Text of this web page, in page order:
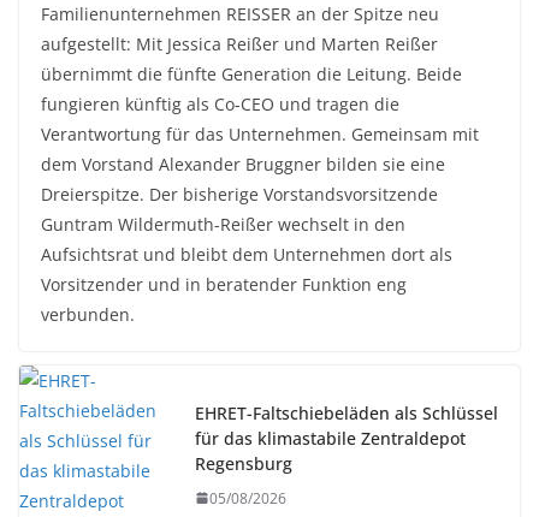
Familienunternehmen REISSER an der Spitze neu
aufgestellt: Mit Jessica Reißer und Marten Reißer
übernimmt die fünfte Generation die Leitung. Beide
fungieren künftig als Co-CEO und tragen die
Verantwortung für das Unternehmen. Gemeinsam mit
dem Vorstand Alexander Bruggner bilden sie eine
Dreierspitze. Der bisherige Vorstandsvorsitzende
Guntram Wildermuth-Reißer wechselt in den
Aufsichtsrat und bleibt dem Unternehmen dort als
Vorsitzender und in beratender Funktion eng
verbunden.
EHRET-Faltschiebeläden als Schlüssel
für das klimastabile Zentraldepot
Regensburg
05/08/2026